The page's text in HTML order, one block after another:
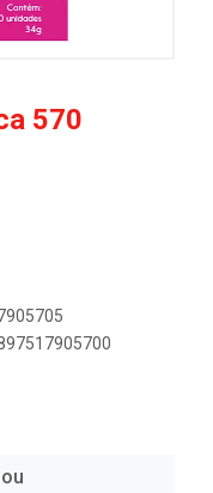
570